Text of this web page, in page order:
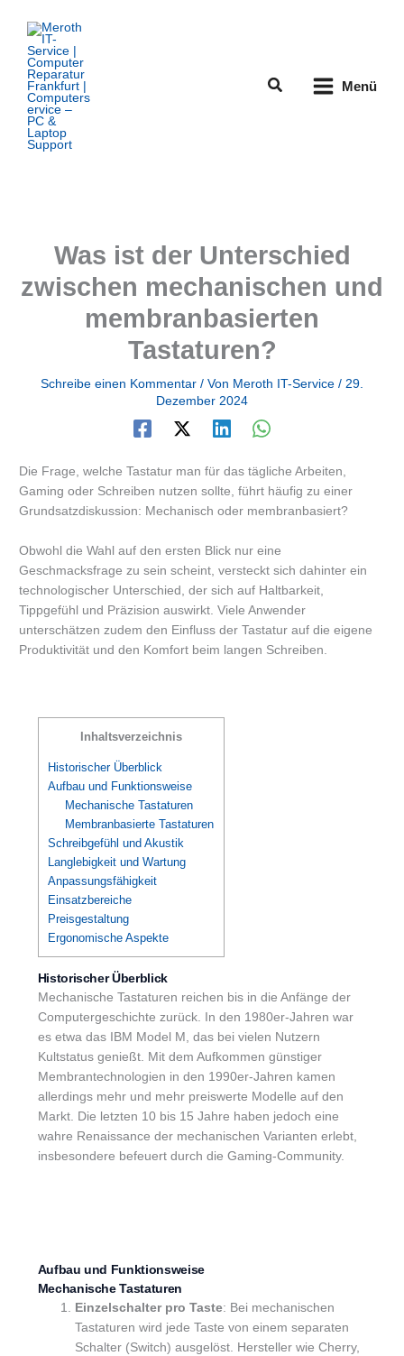
Inhalt
springen
Suchen Menü
Was ist der Unterschied
zwischen mechanischen und
membranbasierten
Tastaturen?
Schreibe einen Kommentar / Von Meroth IT-Service / 29.
Dezember 2024
Die Frage, welche Tastatur man für das tägliche Arbeiten,
Gaming oder Schreiben nutzen sollte, führt häufig zu einer
Grundsatzdiskussion: Mechanisch oder membranbasiert?
Obwohl die Wahl auf den ersten Blick nur eine
Geschmacksfrage zu sein scheint, versteckt sich dahinter ein
technologischer Unterschied, der sich auf Haltbarkeit,
Tippgefühl und Präzision auswirkt. Viele Anwender
unterschätzen zudem den Einfluss der Tastatur auf die eigene
Produktivität und den Komfort beim langen Schreiben.
Inhaltsverzeichnis
Historischer Überblick
Aufbau und Funktionsweise
Mechanische Tastaturen
Membranbasierte Tastaturen
Schreibgefühl und Akustik
Langlebigkeit und Wartung
Anpassungsfähigkeit
Einsatzbereiche
Preisgestaltung
Ergonomische Aspekte
Historischer Überblick
Mechanische Tastaturen reichen bis in die Anfänge der
Computergeschichte zurück. In den 1980er-Jahren war
es etwa das IBM Model M, das bei vielen Nutzern
Kultstatus genießt. Mit dem Aufkommen günstiger
Membrantechnologien in den 1990er-Jahren kamen
allerdings mehr und mehr preiswerte Modelle auf den
Markt. Die letzten 10 bis 15 Jahre haben jedoch eine
wahre Renaissance der mechanischen Varianten erlebt,
insbesondere befeuert durch die Gaming-Community.
Aufbau und Funktionsweise
Mechanische Tastaturen
Einzelschalter pro Taste: Bei mechanischen
Tastaturen wird jede Taste von einem separaten
Schalter (Switch) ausgelöst. Hersteller wie Cherry,